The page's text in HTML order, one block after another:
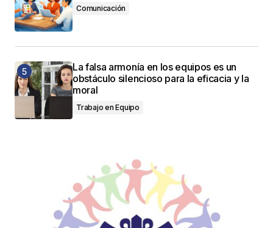
Comunicación
La falsa armonía en los equipos es un
obstáculo silencioso para la eficacia y la
moral
Trabajo en Equipo